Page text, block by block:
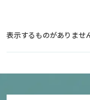
表示するものがありませ